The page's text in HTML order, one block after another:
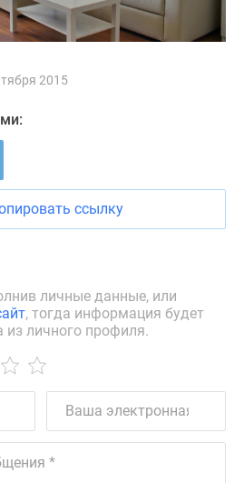
2015
ссылку
личные данные, или
, тогда информация будет
из личного профиля.